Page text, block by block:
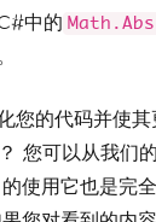
HTML string as
htmlString);
PDF to a file
(
中的 Math.Abs
您的代码并使其
您可以从我们的
使用它也是完